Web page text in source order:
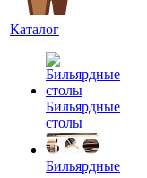
Каталог
Бильярдные
столы
Бильярдные